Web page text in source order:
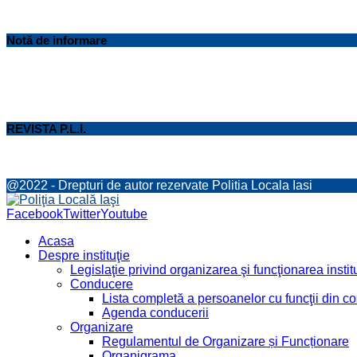
Notă de informare
REVISTA P.L.I.
@2022 - Drepturi de autor rezervate Politia Locala Iasi
FacebookTwitterYoutube
Acasa
Despre instituţie
Legislaţie privind organizarea şi funcţionarea
Conducere
Lista completă a persoanelor cu funcţii din
Agenda conducerii
Organizare
Regulamentul de Organizare și Funcționare